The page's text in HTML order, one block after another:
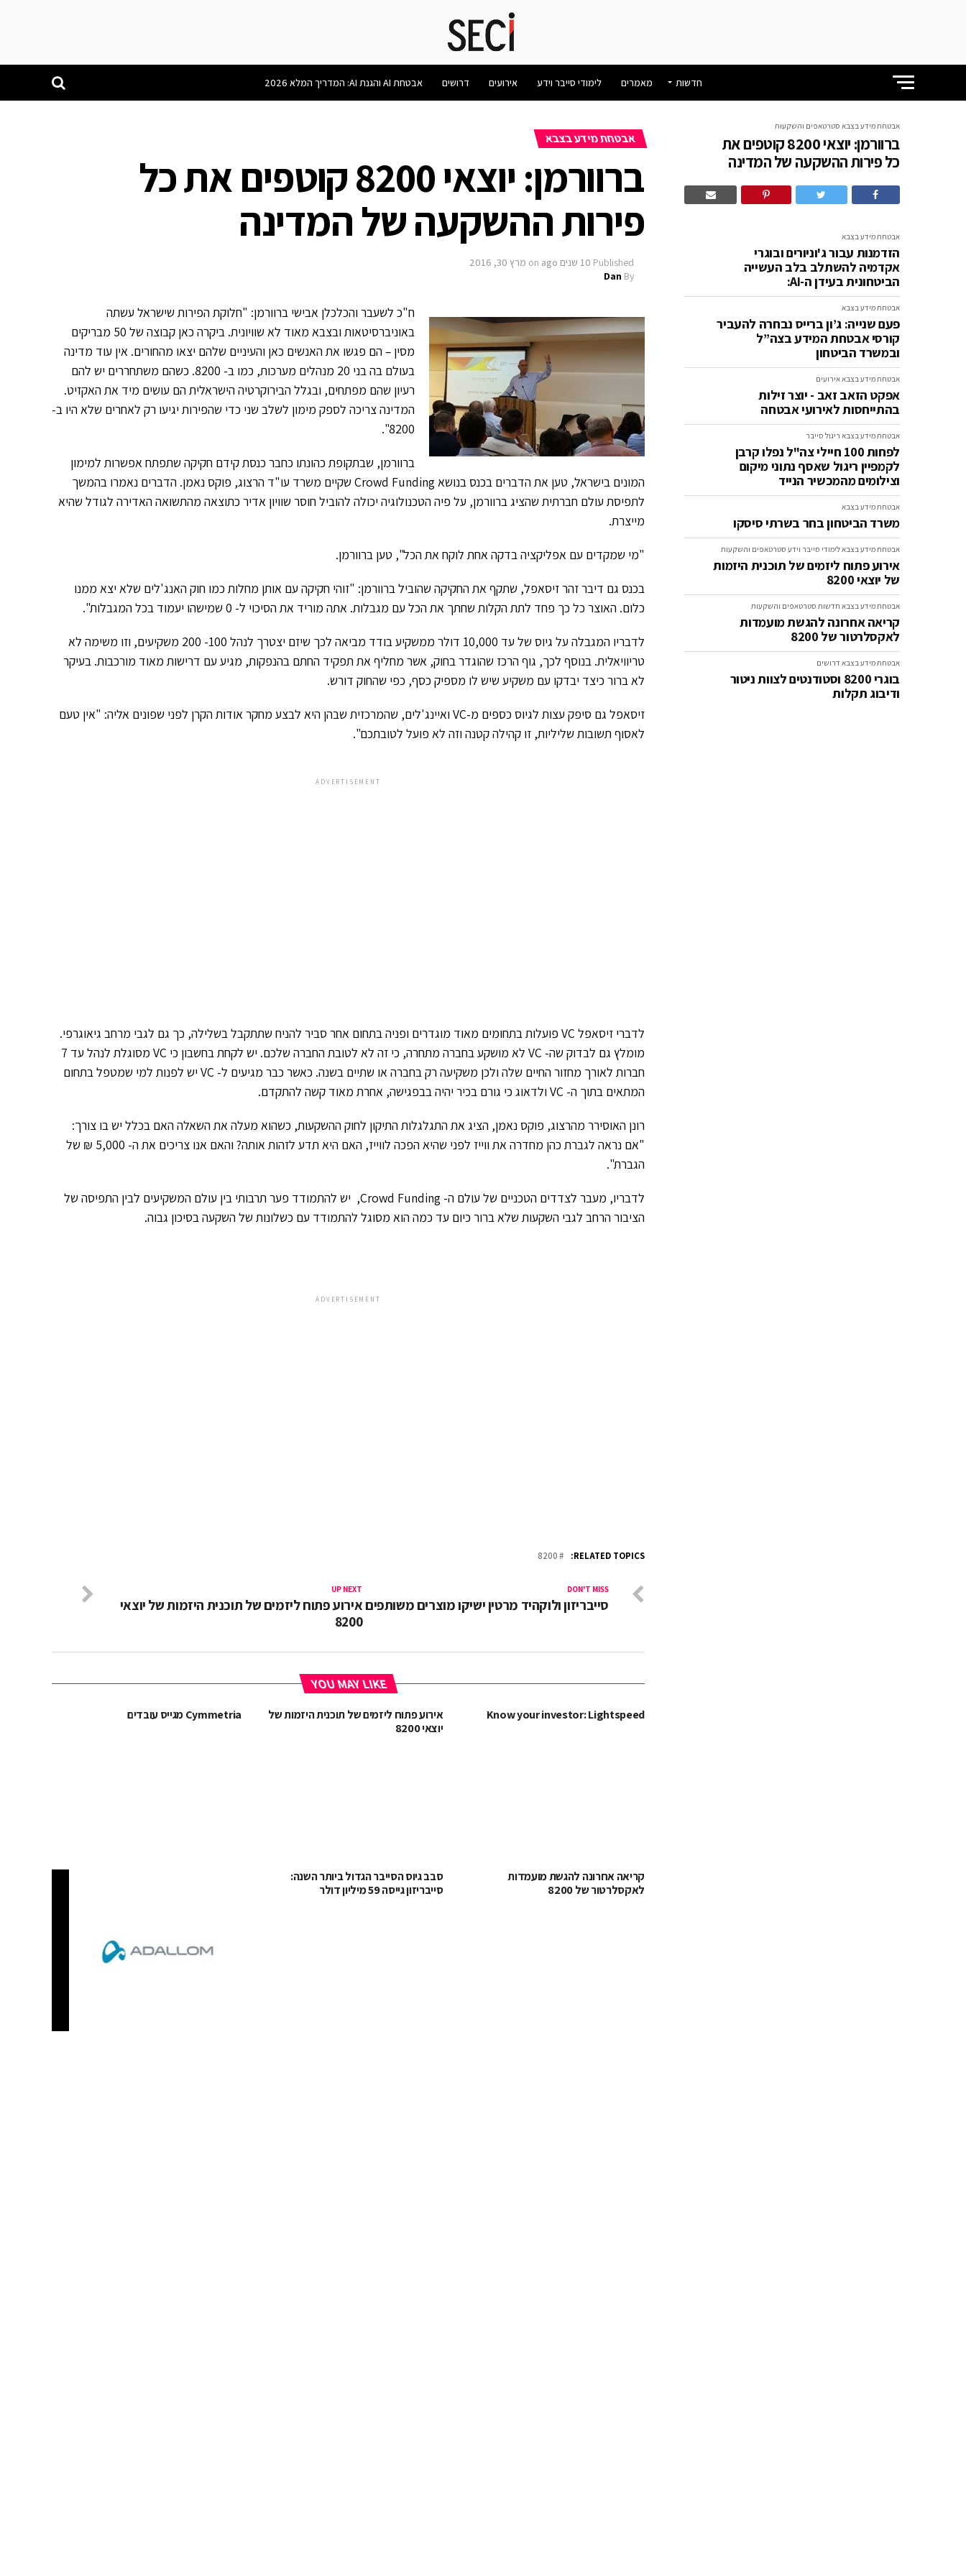
חדשות מאמרים לימודי סייבר וידע אירועים דרושים אבטחת AI והגנת AI: המדריך המלא 2026
אבטחת מידע בצבא סטרטאפים והשקעות
ברוורמן: יוצאי 8200 קוטפים את
כל פירות ההשקעה של המדינה
אבטחת מידע בצבא
הזדמנות עבור ג'וניורים ובוגרי
אקדמיה להשתלב בלב העשייה
הביטחונית בעידן ה-AI:
אבטחת מידע בצבא
פעם שנייה: ג’ון ברייס נבחרה להעביר
קורסי אבטחת המידע בצה”ל
ובמשרד הביטחון
אבטחת מידע בצבאאירועים
אפקט הזאב זאב - יוצר זילות
בהתייחסות לאירועי אבטחה
אבטחת מידע בצבא ריגול סייבר
לפחות 100 חיילי צה"ל נפלו קרבן
לקמפיין ריגול שאסף נתוני מיקום
וצילומים מהמכשיר הנייד
אבטחת מידע בצבא
משרד הביטחון בחר בשרתי סיסקו
אבטחת מידע בצבאלימודי סייבר וידע סטרטאפים והשקעות
אירוע פתוח ליזמים של תוכנית היזמות
של יוצאי 8200
אבטחת מידע בצבא חדשות סטרטאפים והשקעות
קריאה אחרונה להגשת מועמדות
לאקסלרטור של 8200
אבטחת מידע בצבא דרושים
בוגרי 8200 וסטודנטים לצוות ניטור
ודיבוג תקלות
אבטחת מידע בצבא
ברוורמן: יוצאי 8200 קוטפים את כל
פירות ההשקעה של המדינה
Published 10 שנים ago on מרץ 30, 2016
By
Dan
ח"כ לשעבר והכלכלן אבישי ברוורמן: "חלוקת הפירות שישראל עשתה
באוניברסיטאות ובצבא מאוד לא שוויונית. ביקרה כאן קבוצה של 50 מבריקים
מסין – הם פגשו את האנשים כאן והעיניים שלהם יצאו מהחורים. אין עוד מדינה
בעולם בה בני 20 מנהלים מערכות, כמו ב- 8200. כשהם משתחררים יש להם
רעיון שהם מפתחים, ובגלל הבירוקרטיה הישראלית הם עושים מיד את האקזיט.
המדינה צריכה לספק מימון לשלב שני כדי שהפירות יגיעו רק לאחרים שלא היו ב-
8200".
ברוורמן, שבתקופת כהונתו כחבר כנסת קידם חקיקה שתפתח אפשרות למימון
המונים בישראל, טען את הדברים בכנס בנושא Crowd Funding שקיים משרד עו"ד הרצוג, פוקס נאמן. הדברים נאמרו בהמשך
לתפיסת עולם חברתית שהציג ברוורמן, על פיה הטכנולוגיה יכולה להוביל חוסר שוויון אדיר כתוצאה מהתשואה האדירה לגודל שהיא
מייצרת.
"מי שמקדים עם אפליקציה בדקה אחת לוקח את הכל", טען ברוורמן.
בכנס גם דיבר זהר זיסאפל, שתקף את החקיקה שהוביל ברוורמן: "זוהי חקיקה עם אותן מחלות כמו חוק האנג'לים שלא יצא ממנו
כלום. האוצר כל כך פחד לתת הקלות שחתך את הכל עם מגבלות. אתה מוריד את הסיכוי ל- 0 שמישהו יעמוד בכל המגבלות".
לדבריו המגבלה על גיוס של עד 10,000 דולר ממשקיע בודד מביאה לכך שיזם יצטרך לנהל 100- 200 משקיעים, וזו משימה לא
טריוויאלית. בנוסף לכך, גוף הרכז שהוגדר בחוק, אשר מחליף את תפקיד החתם בהנפקות, מגיע עם דרישות מאוד מורכבות. בעיקר
לא ברור כיצד יבדקו עם משקיע שיש לו מספיק כסף, כפי שהחוק דורש.
זיסאפל גם סיפק עצות לגיוס כספים מ-VC ואיינג'לים, שהמרכזית שבהן היא לבצע מחקר אודות הקרן לפני שפונים אליה: "אין טעם
לאסוף תשובות שליליות, זו קהילה קטנה וזה לא פועל לטובתכם".
ADVERTISEMENT
לדברי זיסאפל VC פועלות בתחומים מאוד מוגדרים ופניה בתחום אחר סביר להניח שתתקבל בשלילה, כך גם לגבי מרחב גיאוגרפי.
מומלץ גם לבדוק שה- VC לא מושקע בחברה מתחרה, כי זה לא לטובת החברה שלכם. יש לקחת בחשבון כי VC מסוגלת לנהל עד 7
חברות לאורך מחזור החיים שלה ולכן משקיעה רק בחברה או שתיים בשנה. כאשר כבר מגיעים ל- VC יש לפנות למי שמטפל בתחום
המתאים בתוך ה- VC ולדאוג כי גורם בכיר יהיה בבפגישה, אחרת מאוד קשה להתקדם.
רונן האוסירר מהרצוג, פוקס נאמן, הציג את התגלגלות התיקון לחוק ההשקעות, כשהוא מעלה את השאלה האם בכלל יש בו צורך:
"אם נראה לגברת כהן מחדרה את ווייז לפני שהיא הפכה לווייז, האם היא תדע לזהות אותה? והאם אנו צריכים את ה- 5,000 ₪ של
הגברת".
לדבריו, מעבר לצדדים הטכניים של עולם ה- Crowd Funding, יש להתמודד פער תרבותי בין עולם המשקיעים לבין התפיסה של
הציבור הרחב לגבי השקעות שלא ברור כיום עד כמה הוא מסוגל להתמודד עם כשלונות של השקעה בסיכון גבוה.
ADVERTISEMENT
RELATED TOPICS:
8200
UP NEXT
אירוע פתוח ליזמים של תוכנית היזמות של יוצאי
8200
DON'T MISS
סייבריזון ולוקהיד מרטין ישיקו מוצרים משותפים
YOU MAY LIKE
Know your investor: Lightspeed
אירוע פתוח ליזמים של תוכנית היזמות של
יוצאי 8200
Cymmetria מגייס עובדים
קריאה אחרונה להגשת מועמדות
לאקסלרטור של 8200
סבב גיוס הסייבר הגדול ביותר השנה:
סייבריזון גייסה 59 מיליון דולר